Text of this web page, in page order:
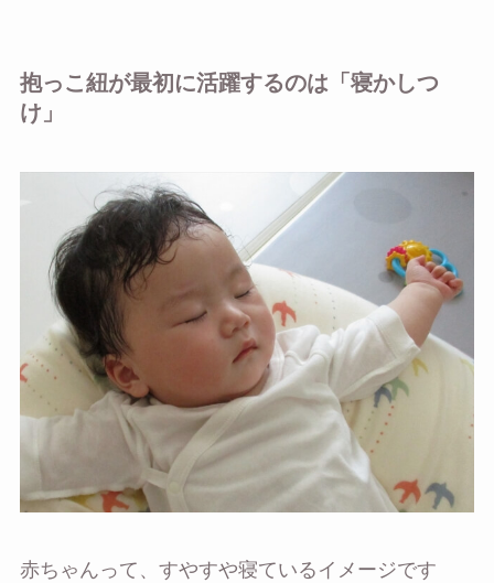
抱っこ紐が最初に活躍するのは「寝かしつ
け」
赤ちゃんって、すやすや寝ているイメージです